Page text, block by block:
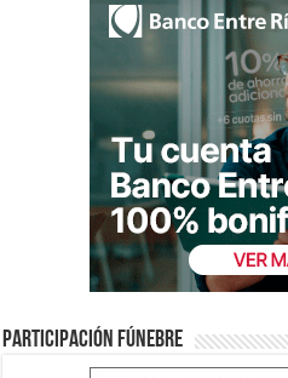
Participación fúnebre